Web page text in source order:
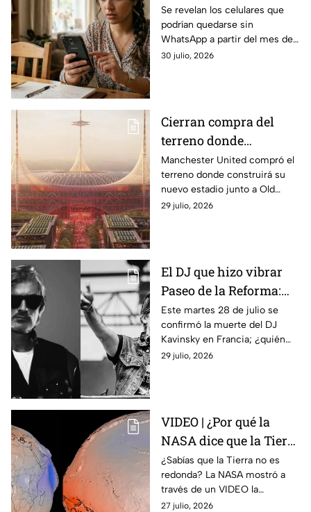
llamadas? Por esta
razón podrías perder
WhatsApp en agosto;
lista de dispositivos
Se revelan los celulares que
podrían quedarse sin
WhatsApp a partir del mes de
agosto 2026 debido a ciertos
30 julio, 2026
Cierran compra del
terreno donde
construirán nuevo
estadio de equipo de
Primera División con
techo estilo carpa de
Manchester United compró el
terreno donde construirá su
nuevo estadio junto a Old
Trafford; el recinto tendrá
29 julio, 2026
El DJ que hizo vibrar
Paseo de la Reforma:
¿Quién era Kavinsky y
cuáles fueron sus
canciones más
famosas?
Este martes 28 de julio se
confirmó la muerte del DJ
Kavinsky en Francia; ¿quién
era, cuáles son sus canciones
29 julio, 2026
VIDEO | ¿Por qué la
NASA dice que la Tierra
no es una esfera
perfecta? Esta es su
verdadera forma
¿Sabías que la Tierra no es
redonda? La NASA mostró a
través de un VIDEO la
verdadera forma del planeta
27 julio, 2026